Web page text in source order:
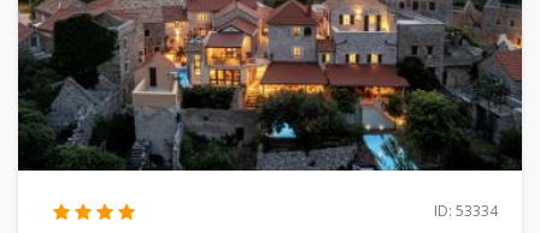
ID: 53334